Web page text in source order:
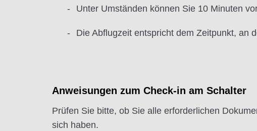
Unter Umständen können Sie 10 Minuten
Die Abflugzeit entspricht dem Zeitpunkt, an
Anweisungen zum Check-in am Schalter
Prüfen Sie bitte, ob Sie alle erforderlichen
sich haben.